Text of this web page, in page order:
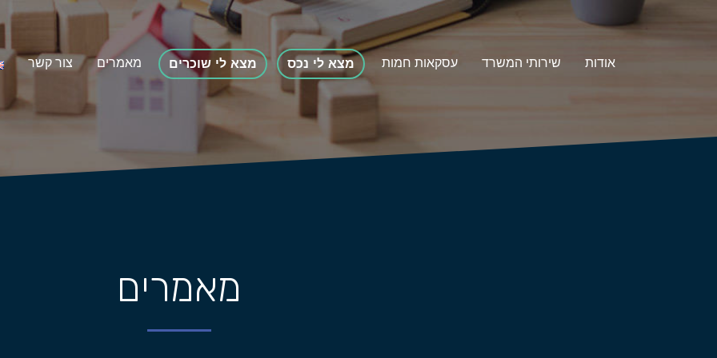
אודות שירותי המשרד עסקאות חמות מצא לי נכס מצא לי שוכרים מאמרים צור קשר
מאמרים